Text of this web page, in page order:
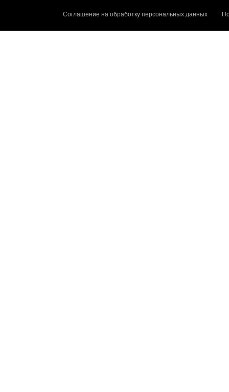
Соглашение на обработку персональных данных